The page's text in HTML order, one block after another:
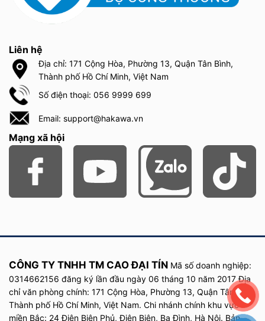
Liên hệ
Địa chỉ: 171 Cộng Hòa, Phường 13, Quận Tân Bình,
Thành phố Hồ Chí Minh, Việt Nam
Số điện thoại: 056 9999 699
Email: support@hakawa.vn
Mạng xã hội
CÔNG TY TNHH TM CAO ĐẠI TÍN Mã số doanh nghiệp:
0314662156 đăng ký lần đầu ngày 06 tháng 10 năm 2017Địa
chỉ văn phòng chính: 171 Cộng Hòa, Phường 13, Quận Tân Bình,
Thành phố Hồ Chí Minh, Việt Nam. Chi nhánh chính khu vực
miền Bắc: 24 Điện Biên Phủ, Điện Biên, Ba Đình, Hà Nội. Bản